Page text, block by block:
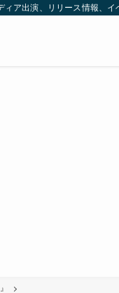
ア出演、リリース情報、